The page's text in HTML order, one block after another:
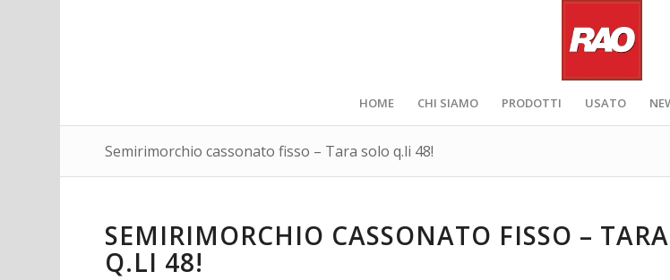
HOME CHI SIAMO PRODOTTI USATO
Semirimorchio cassonato fisso – Tara solo q.li 48!
SEMIRIMORCHIO CASSONATO FISSO –
Q.LI 48!